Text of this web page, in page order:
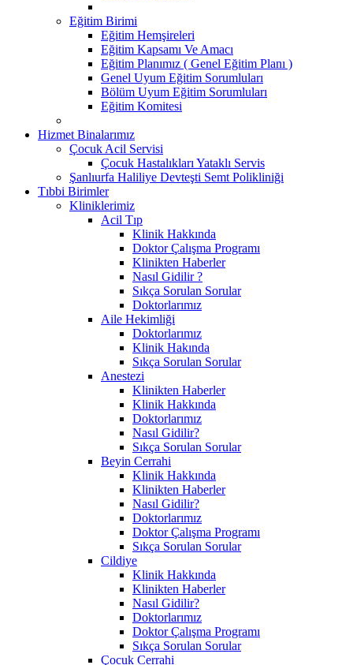
Eğitim Birimi
Eğitim Hemşireleri
Eğitim Kapsamı Ve Amacı
Eğitim Planımız ( Genel Eğitim Planı )
Genel Uyum Eğitim Sorumluları
Bölüm Uyum Eğitim Sorumluları
Eğitim Komitesi
Hizmet Binalarımız
Çocuk Acil Servisi
Çocuk Hastalıkları Yataklı Servis
Şanlıurfa Haliliye Devteşti Semt Polikliniği
Tıbbi Birimler
Kliniklerimiz
Acil Tıp
Klinik Hakkında
Doktor Çalışma Programı
Klinikten Haberler
Nasıl Gidilir ?
Sıkça Sorulan Sorular
Doktorlarımız
Aile Hekimliği
Doktorlarımız
Klinik Hakında
Sıkça Sorulan Sorular
Anestezi
Klinikten Haberler
Klinik Hakkında
Doktorlarımız
Nasıl Gidilir?
Sıkça Sorulan Sorular
Beyin Cerrahi
Klinik Hakkında
Klinikten Haberler
Nasıl Gidilir?
Doktorlarımız
Doktor Çalışma Programı
Sıkça Sorulan Sorular
Cildiye
Klinik Hakkında
Klinikten Haberler
Nasıl Gidilir?
Doktorlarımız
Doktor Çalışma Programı
Sıkça Sorulan Sorular
Çocuk Cerrahi